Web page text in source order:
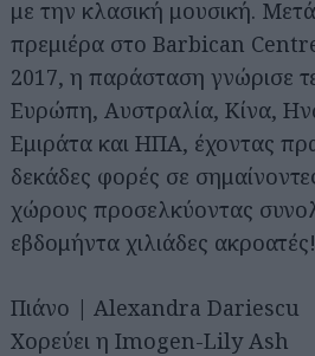
με την κλασική μουσική.
πρεμιέρα στο Barbican
2017, η παράσταση γνώρισε
Ευρώπη, Αυστραλία, Κίνα,
Εμιράτα και ΗΠΑ, έχοντας
δεκάδες φορές σε
χώρους προσελκύοντας
εβδομήντα χιλιάδες ακροατές!
Πιάνο | Alexandra Dariescu
Χορεύει η Imogen-Lily Ash